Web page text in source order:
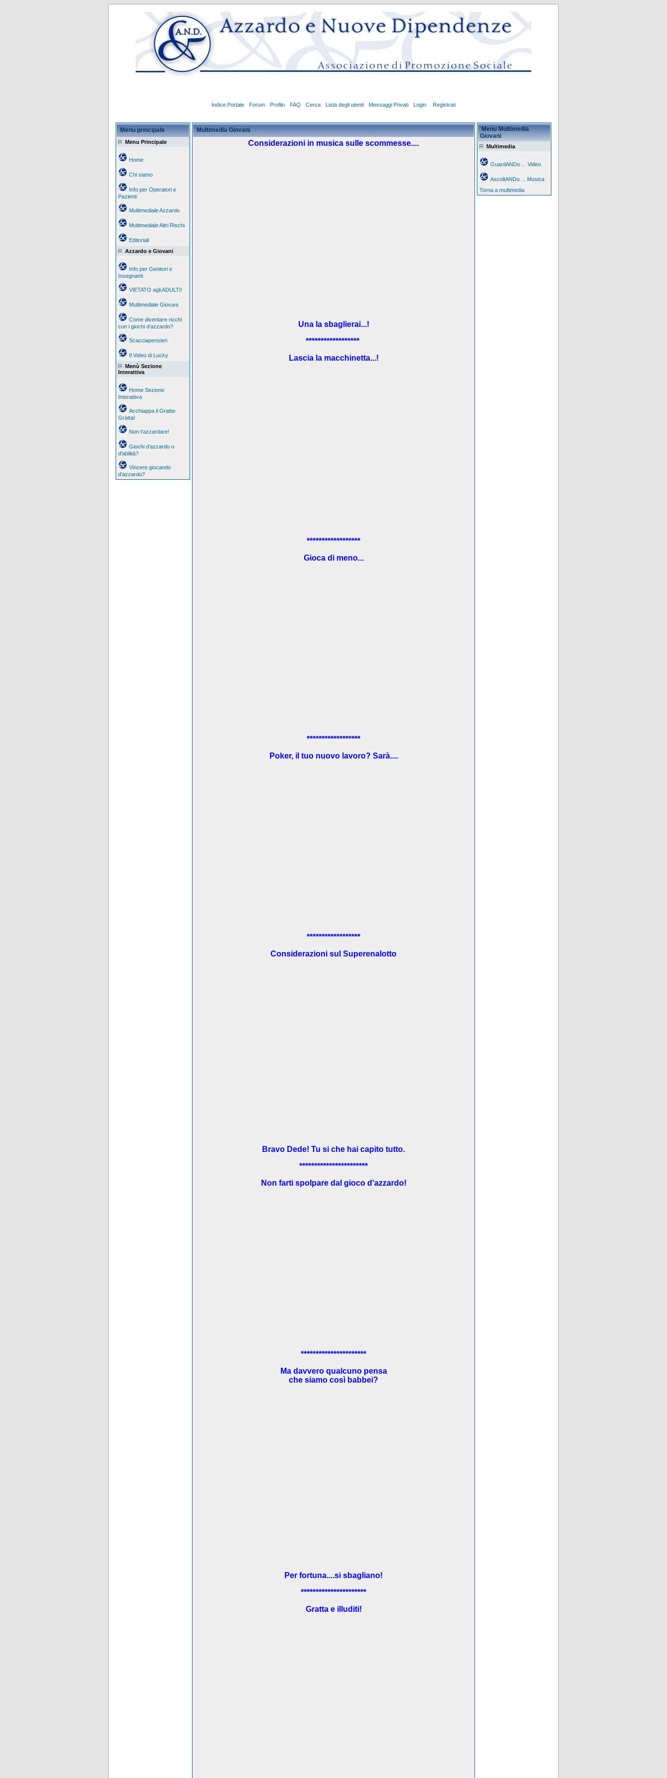
Indice Portale Forum Profilo FAQ Cerca Lista degli utenti Messaggi Privati Login Registrati
Menu principale
Menu Principale
Home
Chi siamo
Info per Operatori e
Pazienti
Multimediale Azzardo
Multimediale Altri Rischi
Editoriali
Azzardo e Giovani
Info per Genitori e
Insegnanti
VIETATO agli ADULTI!
Multimediale Giovani
Come diventare ricchi
con i giochi d'azzardo?
Scacciapensieri
Il Video di Lucky
Menù Sezione
Interattiva
Home Sezione
Interattiva
Acchiappa il Gratta-
Gratta!
Non t'azzardare!
Giochi d'azzardo o
d'abilità?
Vincere giocando
d'azzardo?
Multimedia Giovani
Considerazioni in musica sulle scommesse....
Una la sbaglierai...!
******************
Lascia la macchinetta...!
******************
Gioca di meno...
******************
Poker, il tuo nuovo lavoro? Sarà....
******************
Considerazioni sul Superenalotto
Bravo Dede! Tu si che hai capito tutto.
***********************
Non farti spolpare dal gioco d'azzardo!
**********************
Ma davvero qualcuno pensa
che siamo così babbei?
Per fortuna....si sbagliano!
**********************
Gratta e illuditi!
Menu Multimedia
Giovani
Multimedia
GuardANDo ... Video
AscoltANDo ... Musica
Torna a multimedia